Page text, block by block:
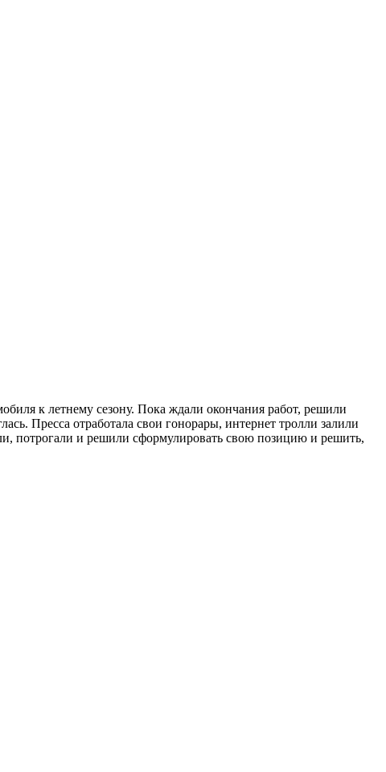
к летнему сезону. Пока ждали окончания работ, решили
Пресса отработала свои гонорары, интернет тролли залили
потрогали и решили сформулировать свою позицию и решить,